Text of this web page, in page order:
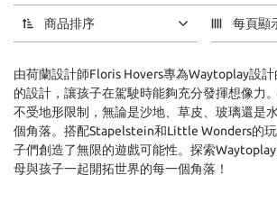
篩
選
(0/20)
價格
(NT$)
~
商品排序 每頁顯
由荷蘭設計師Floris Hovers專為Waytoplay設
的設計，讓孩子在駕駛時能夠充分發揮想像力
不受地形限制，無論是沙地、草皮、玻璃還是
個角落。搭配Stapelstein和Little Wonders的
子們創造了無限的遊戲可能性。探索
母與孩子一起開拓世界的每一個角落！